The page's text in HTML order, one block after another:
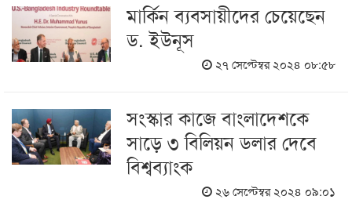
মার্কিন ব্যবসায়ীদের চেয়েছেন
ড. ইউনূস
২৭ সেপ্টেম্বর ২০২৪ ০৮:৫৮
সংস্কার কাজে বাংলাদেশকে
সাড়ে ৩ বিলিয়ন ডলার দেবে
বিশ্বব্যাংক
২৬ সেপ্টেম্বর ২০২৪ ০৯:০১